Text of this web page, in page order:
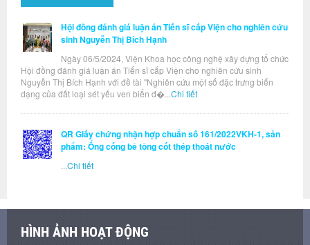
Hội đồng đánh giá luận án Tiến sĩ cấp Viện cho nghiên cứu
sinh Nguyễn Thị Bích Hạnh
Ngày 06/5/2024, Viện Khoa học công nghệ xây dựng tổ chức
Hội đồng đánh giá luận án Tiến sĩ cấp Viện cho nghiên cứu sinh
Nguyễn Thị Bích Hạnh với đề tài "Nghiên cứu một số đặc trưng biến
dạng của đất loại sét yếu ven biển đ�... Chi tiết
QR Giấy chứng nhận hợp chuẩn số 161/2022VKH-1, sản
phẩm: Ống cống bê tông cốt thép thoát nước
Chi tiết
HÌNH ẢNH HOẠT ĐỘNG